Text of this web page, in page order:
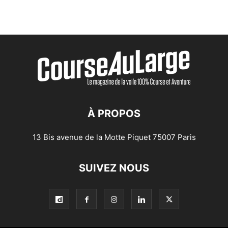
À PROPOS
13 Bis avenue de la Motte Piquet 75007 Paris
SUIVEZ NOUS